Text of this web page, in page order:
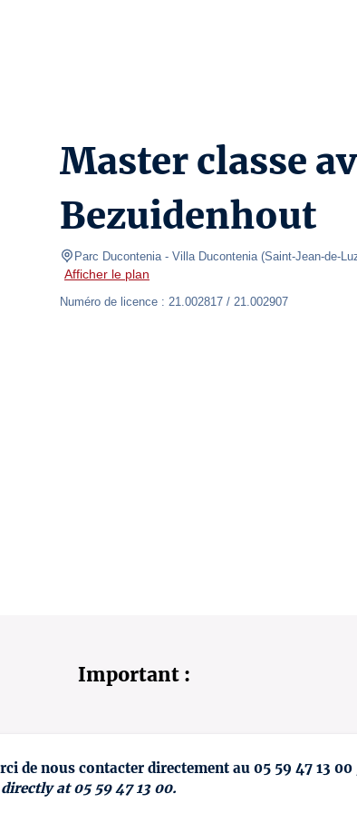
Master classe
Bezuidenhout
Parc Ducontenia - Villa Ducontenia (Saint-Jean-de-
Afficher le plan
Numéro de licence : 21.002817 / 21.002907
Important :
de nous contacter directement au 05 59 47 13 00
at 05 59 47 13 00.